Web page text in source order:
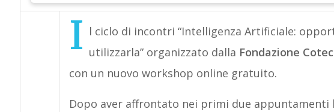
I l ciclo di incontri “Intelligenza Artificiale:
utilizzarla” organizzato dalla Fondazione Cotec
con un nuovo workshop online gratuito.
Dopo aver affrontato nei primi due appuntamenti